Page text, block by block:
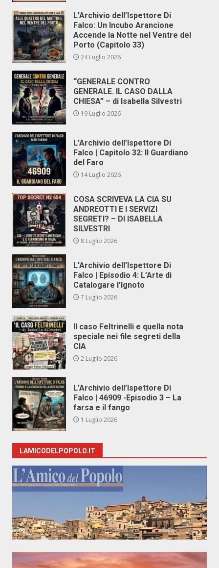
L’Archivio dell’Ispettore Di
Falco: Un Incubo Arancione
Accende la Notte nel Ventre del
Porto (Capitolo 33)
24 Luglio 2026
“GENERALE CONTRO
GENERALE. IL CASO DALLA
CHIESA” – di Isabella Silvestri
19 Luglio 2026
L’Archivio dell’Ispettore Di
Falco | Capitolo 32: Il Guardiano
del Faro
14 Luglio 2026
COSA SCRIVEVA LA CIA SU
ANDREOTTI E I SERVIZI
SEGRETI? – DI ISABELLA
SILVESTRI
8 Luglio 2026
L’Archivio dell’Ispettore Di
Falco | Episodio 4: L’Arte di
Catalogare l’Ignoto
7 Luglio 2026
Il caso Feltrinelli e quella nota
speciale nei file segreti della
CIA
2 Luglio 2026
L’Archivio dell’Ispettore Di
Falco | 46909 -Episodio 3 – La
farsa e il fango
1 Luglio 2026
LAMICODELPOPOLO.IT